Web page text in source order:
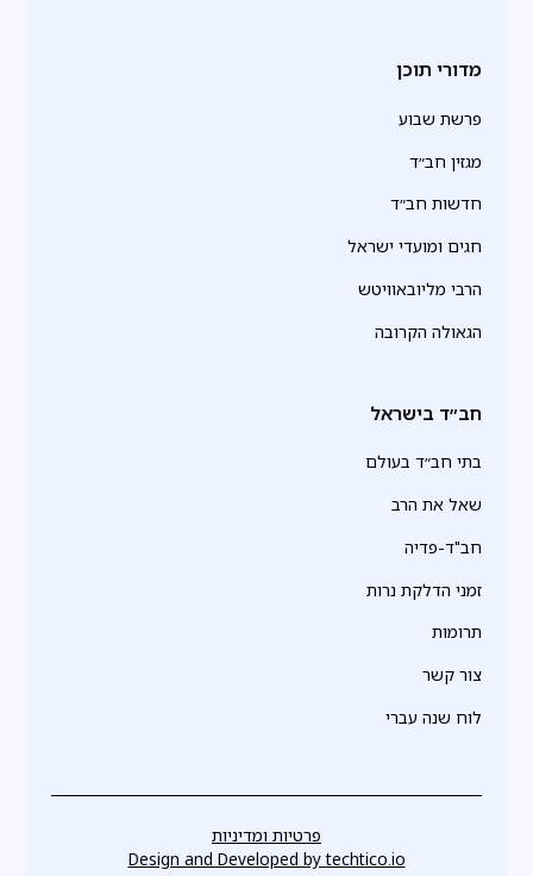
מדורי תוכן
פרשת שבוע
מגזין חב״ד
חדשות חב״ד
חגים ומועדי ישראל
הרבי מליובאוויטש
הגאולה הקרובה
חב״ד בישראל
בתי חב״ד בעולם
שאל את הרב
חב"ד-פדיה
זמני הדלקת נרות
תרומות
צור קשר
לוח שנה עברי
פרטיות ומדיניות
Design and Developed bytechtico.io